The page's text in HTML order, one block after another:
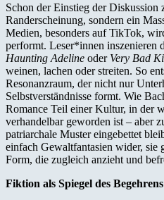
Schon der Einstieg der Diskussion
Randerscheinung, sondern ein
Medien, besonders auf TikTok,
performt. Leser*innen inszenieren
Haunting Adeline oder Very Bad
weinen, lachen oder streiten. So
Resonanzraum, der nicht nur
Selbstverständnisse formt. Wie
Romance Teil einer Kultur, in der
verhandelbar geworden ist – aber
patriarchale Muster eingebettet
einfach Gewaltfantasien wider, sie
Form, die zugleich anzieht und
Fiktion als Spiegel des Begehrens